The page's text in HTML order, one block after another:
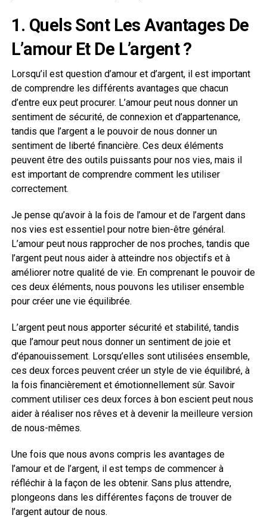
1. Quels Sont Les Avantages De
L’amour Et De L’argent ?
Lorsqu’il est question d’amour et d’argent, il est important
de comprendre les différents avantages que chacun
d’entre eux peut procurer. L’amour peut nous donner un
sentiment de sécurité, de connexion et d’appartenance,
tandis que l’argent a le pouvoir de nous donner un
sentiment de liberté financière. Ces deux éléments
peuvent être des outils puissants pour nos vies, mais il
est important de comprendre comment les utiliser
correctement.
Je pense qu’avoir à la fois de l’amour et de l’argent dans
nos vies est essentiel pour notre bien-être général.
L’amour peut nous rapprocher de nos proches, tandis que
l’argent peut nous aider à atteindre nos objectifs et à
améliorer notre qualité de vie. En comprenant le pouvoir de
ces deux éléments, nous pouvons les utiliser ensemble
pour créer une vie équilibrée.
L’argent peut nous apporter sécurité et stabilité, tandis
que l’amour peut nous donner un sentiment de joie et
d’épanouissement. Lorsqu’elles sont utilisées ensemble,
ces deux forces peuvent créer un style de vie équilibré, à
la fois financièrement et émotionnellement sûr. Savoir
comment utiliser ces deux forces à bon escient peut nous
aider à réaliser nos rêves et à devenir la meilleure version
de nous-mêmes.
Une fois que nous avons compris les avantages de
l’amour et de l’argent, il est temps de commencer à
réfléchir à la façon de les obtenir. Sans plus attendre,
plongeons dans les différentes façons de trouver de
l’argent autour de nous.